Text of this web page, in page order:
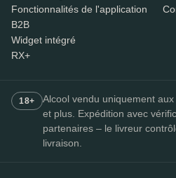
Fonctionnalités de l'application
B2B
Widget intégré
RX+
18+
Alcool vendu uniquement
et plus. Expédition avec
partenaires – le livreur
livraison.